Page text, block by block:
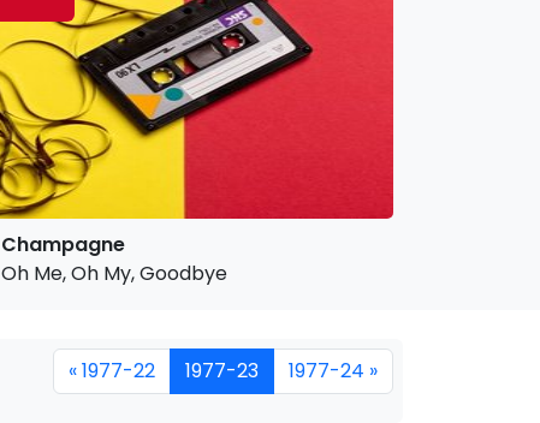
Champagne
Oh Me, Oh My, Goodbye
« 1977-22 1977-23 1977-24 »